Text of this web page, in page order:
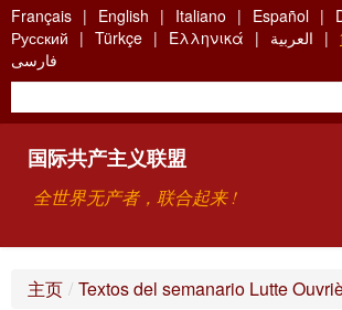
Skip
to
main
content
Français English Italiano Español
Русский
Türkçe Ελληνικά العربية
فارسی
国际共产主义联盟
全世界无产者，联合起来 !
主页 / Textos del semanario Lutte